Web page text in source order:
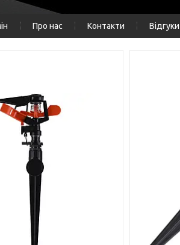
Про нас Контакти Відгуки